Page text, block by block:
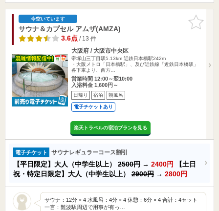
お気に入
りに追加
今空いています
サウナ＆カプセル アムザ(AMZA)
3.6点/ 13 件
大阪府 / 大阪市中央区
帝塚山三丁目駅5.13km 近鉄日本橋駅242m
・大阪メトロ「日本橋駅」、及び近鉄線「近鉄日本橋駅」
各下車より、西方…
営業時間 12:00～翌10:00
入浴料金 1,600円～
日帰り 宿泊 朝風呂
電子チケットあり
楽天トラベルの宿泊プランを見る
電子チケット サウナレギュラーコース割引
【平日限定】大人（中学生以上） 2500円 → 2400円
【土日
祝・特定日限定】大人（中学生以上） 2900円 → 2800円
サウナ：12分 × 4 水風呂：4分 × 4 休憩：6分 × 4 合計：4セット
一言：難波駅周辺で用事が有っ…